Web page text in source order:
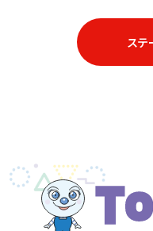
ステ